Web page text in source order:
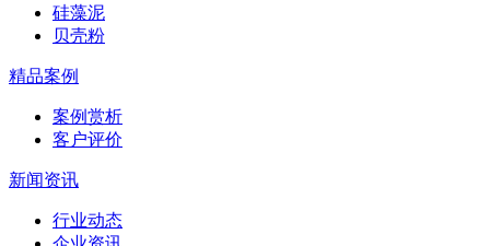
硅藻泥
贝壳粉
精品案例
案例赏析
客户评价
新闻资讯
行业动态